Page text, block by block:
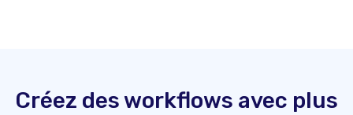
Créez des workflows avec plus